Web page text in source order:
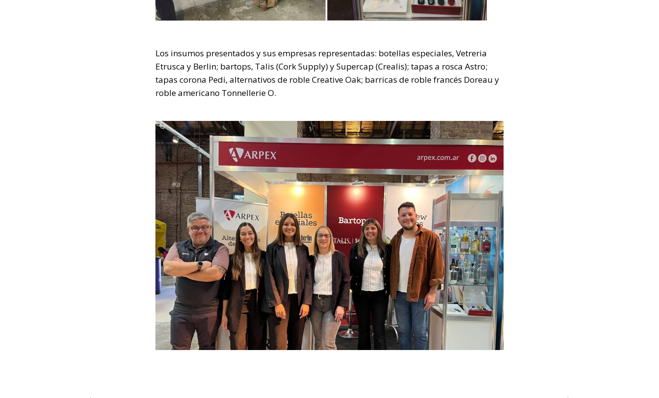
Los insumos presentados y sus empresas representadas: botellas especiales, Vetreria
Etrusca y Berlin; bartops, Talis (Cork Supply) y Supercap (Crealis); tapas a rosca Astro;
tapas corona Pedi, alternativos de roble Creative Oak; barricas de roble francés Doreau y
roble americano Tonnellerie O.